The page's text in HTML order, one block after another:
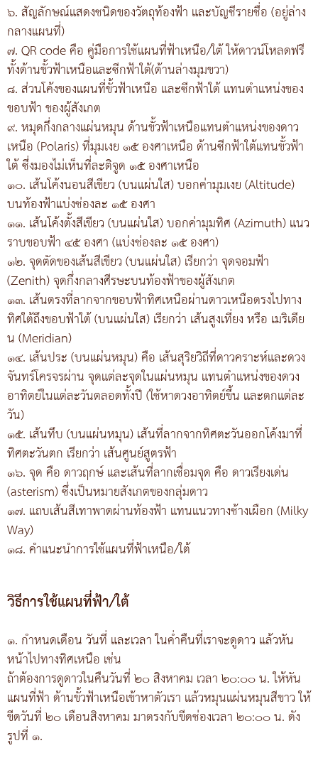
๖. สัญลักษณ์แสดงชนิดของวัตถุท้องฟ้า และบัญชีรายชื่อ (อยู่ล่าง
กลางแผนที่)
๗. QR code คือ คู่มือการใช้แผนที่ฟ้าเหนือ/ใต้ ให้ดาวน์โหลดฟรี
ทั้งด้านขั้วฟ้าเหนือและซีกฟ้าใต้(ด้านล่างมุมขวา)
๘. ส่วนโค้งของแผนที่ขั้วฟ้าเหนือ และซีกฟ้าใต้ แทนตำแหน่งของ
ขอบฟ้า ของผู้สังเกต
๙. หมุดกึ่งกลางแผ่นหมุน ด้านขั้วฟ้าเหนือแทนตำแหน่งของดาว
เหนือ (Polaris) ที่มุมเงย ๑๕ องศาเหนือ ด้านซีกฟ้าใต้แทนขั้วฟ้า
ใต้ ซึ่งมองไม่เห็นที่ละติจูด ๑๕ องศาเหนือ
๑๐. เส้นโค้งนอนสีเขียว (บนแผ่นใส) บอกค่ามุมเงย (Altitude)
บนท้องฟ้าแบ่งช่องละ ๑๕ องศา
๑๑. เส้นโค้งตั้งสีเขียว (บนแผ่นใส) บอกค่ามุมทิศ (Azimuth) แนว
ราบขอบฟ้า ๔๕ องศา (แบ่งช่องละ ๑๕ องศา)
๑๒. จุดตัดของเส้นสีเขียว (บนแผ่นใส) เรียกว่า จุดจอมฟ้า
(Zenith) จุดกึ่งกลางศีรษะบนท้องฟ้าของผู้สังเกต
๑๓. เส้นตรงที่ลากจากขอบฟ้าทิศเหนือผ่านดาวเหนือตรงไปทาง
ทิศใต้ถึงขอบฟ้าใต้ (บนแผ่นใส) เรียกว่า เส้นสูงเที่ยง หรือ เมริเดีย
น (Meridian)
๑๔. เส้นประ (บนแผ่นหมุน) คือ เส้นสุริยวิถีที่ดาวคราะห์และดวง
จันทร์โครจรผ่าน จุดแต่ละจุดในแผ่นหมุน แทนตำแหน่งของดวง
อาทิตย์ในแต่ละวันตลอดทั้งปี (ใช้หาดวงอาทิตย์ขึ้น และตกแต่ละ
วัน)
๑๕. เส้นทึบ (บนแผ่นหมุน) เส้นที่ลากจากทิศตะวันออกโค้งมาที่
ทิศตะวันตก เรียกว่า เส้นศูนย์สูตรฟ้า
๑๖. จุด คือ ดาวฤกษ์ และเส้นที่ลากเชื่อมจุด คือ ดาวเรียงเด่น
(asterism) ซึ่งเป็นหมายสังเกตของกลุ่มดาว
๑๗. แถบเส้นสีเทาพาดผ่านท้องฟ้า แทนแนวทางช้างเผือก (Milky
Way)
๑๘. คำแนะนำการใช้แผนที่ฟ้าเหนือ/ใต้
วิธีการใช้แผนที่ฟ้า/ใต้
๑. กำหนดเดือน วันที่ และเวลา ในค่ำคืนที่เราจะดูดาว แล้วหัน
หน้าไปทางทิศเหนือ เช่น
ถ้าต้องการดูดาวในคืนวันที่ ๒๐ สิงหาคม เวลา ๒๐:๐๐ น. ให้หัน
แผนที่ฟ้า ด้านขั้วฟ้าเหนือเข้าหาตัวเรา แล้วหมุนแผ่นหมุนสีขาว ให้
ขีดวันที่ ๒๐ เดือนสิงหาคม มาตรงกับขีดช่องเวลา ๒๐:๐๐ น. ดัง
รูปที่ ๑.